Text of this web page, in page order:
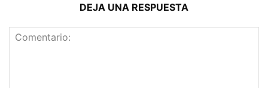
DEJA UNA RESPUESTA